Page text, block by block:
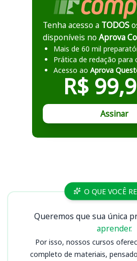
Tenha acesso a TODOS
disponíveis noAprova
Mais de 60 mil
Prática de redação para
Acesso ao Aprova
R$
Assinar
Cursos O QUE VOCÊ
Queremos que sua única
aprender.
Por isso, nossos cursos
completo de materiais,